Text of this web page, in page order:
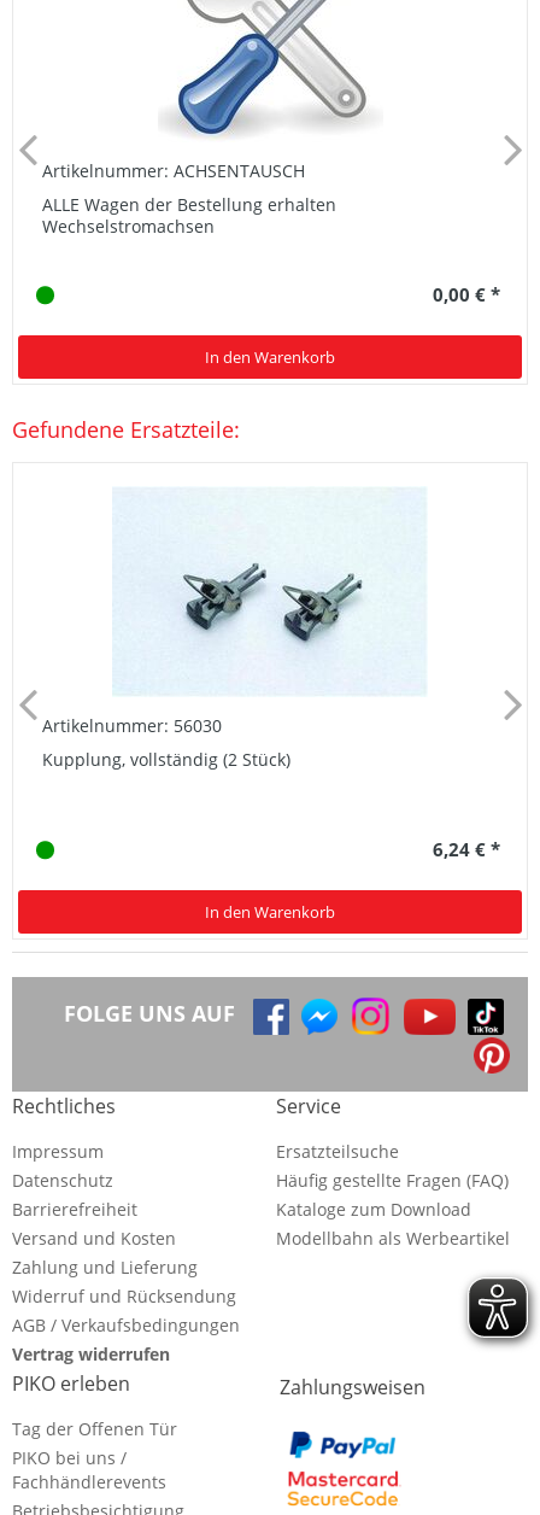
Artikelnummer: ACHSENTAUSCH
ALLE Wagen der Bestellung erhalten
Wechselstromachsen
0,00 € *
In den Warenkorb
Gefundene Ersatzteile:
Artikelnummer: 56030
Kupplung, vollständig (2 Stück)
6,24 € *
In den Warenkorb
FOLGE UNS AUF
Rechtliches
Impressum
Datenschutz
Barrierefreiheit
Versand und Kosten
Zahlung und Lieferung
Widerruf und Rücksendung
AGB / Verkaufsbedingungen
Vertrag widerrufen
Service
Ersatzteilsuche
Häufig gestellte Fragen (FAQ)
Kataloge zum Download
Modellbahn als Werbeartikel
PIKO erleben
Tag der Offenen Tür
PIKO bei uns /
Fachhändlerevents
Zahlungsweisen